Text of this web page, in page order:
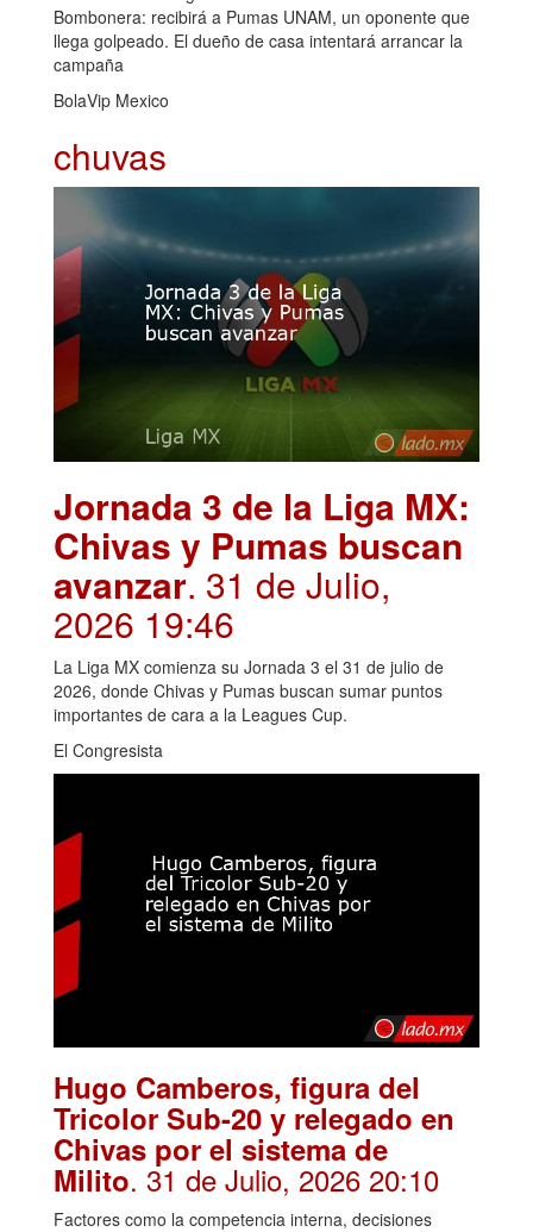
Bombonera: recibirá a Pumas UNAM, un oponente que
llega golpeado. El dueño de casa intentará arrancar la
campaña
BolaVip Mexico
chuvas
Jornada 3 de la Liga MX:
Chivas y Pumas buscan
avanzar. 31 de Julio,
2026 19:46
La Liga MX comienza su Jornada 3 el 31 de julio de
2026, donde Chivas y Pumas buscan sumar puntos
importantes de cara a la Leagues Cup.
El Congresista
Hugo Camberos, figura del
Tricolor Sub-20 y relegado en
Chivas por el sistema de
Milito. 31 de Julio, 2026 20:10
Factores como la competencia interna, decisiones